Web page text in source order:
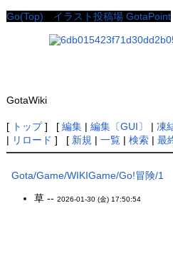
Go(Top) イラスト投稿場 GotaPoint
GotaWiki
[ トップ] [ 編集| 編集〔GUI〕 | 凍
| リロード ] [ 新規 | 一覧| 検索| 最
Gota/Game/WIKIGame/Go!冒険/1
草 --2026-01-30 (金) 17:50:54